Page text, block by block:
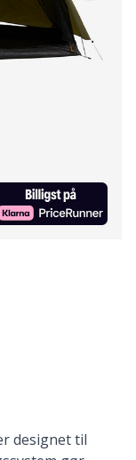
designet til